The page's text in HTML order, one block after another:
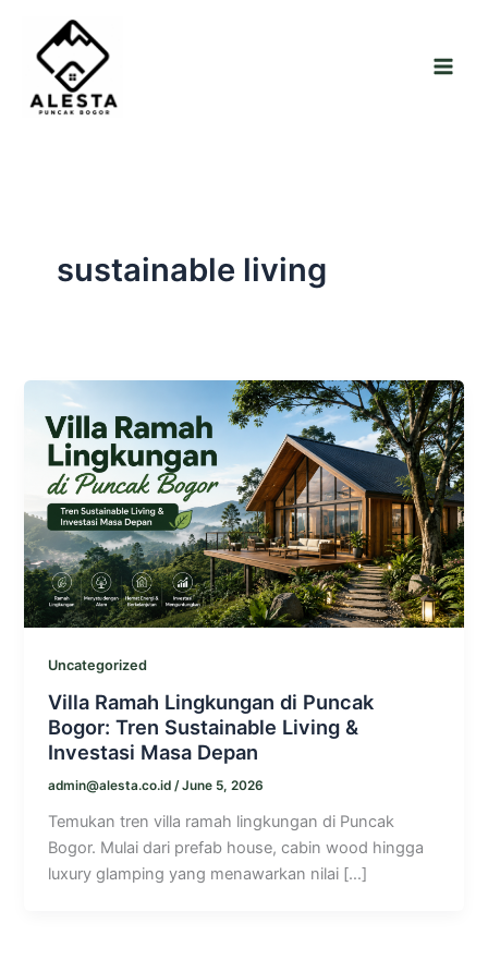
content
sustainable living
Uncategorized
Villa Ramah Lingkungan di Puncak
Bogor: Tren Sustainable Living &
Investasi Masa Depan
admin@alesta.co.id/June 5, 2026
Temukan tren villa ramah lingkungan di Puncak
Bogor. Mulai dari prefab house, cabin wood hingga
luxury glamping yang menawarkan nilai […]